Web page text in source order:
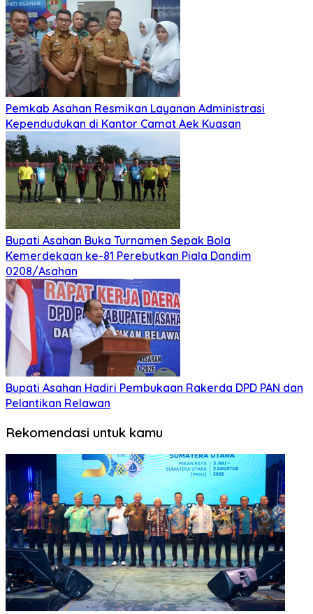
Pemkab Asahan Resmikan Layanan Administrasi
Kependudukan di Kantor Camat Aek Kuasan
Bupati Asahan Buka Turnamen Sepak Bola
Kemerdekaan ke-81 Perebutkan Piala Dandim
0208/Asahan
Bupati Asahan Hadiri Pembukaan Rakerda DPD PAN dan
Pelantikan Relawan
Rekomendasi untuk kamu